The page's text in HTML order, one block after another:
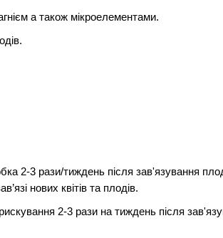
а також мікроелементами.
2-3 рази/тиждень після зав'язування
нових квітів та плодів.
2-3 рази на тиждень після